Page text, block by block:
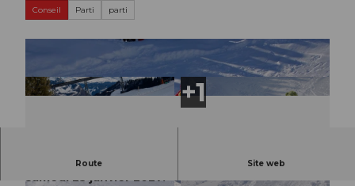
Conseil Parti parti
Route Site web
La course de baignoires de Stöösler aura lieu le
samedi 23 janvier 2027.